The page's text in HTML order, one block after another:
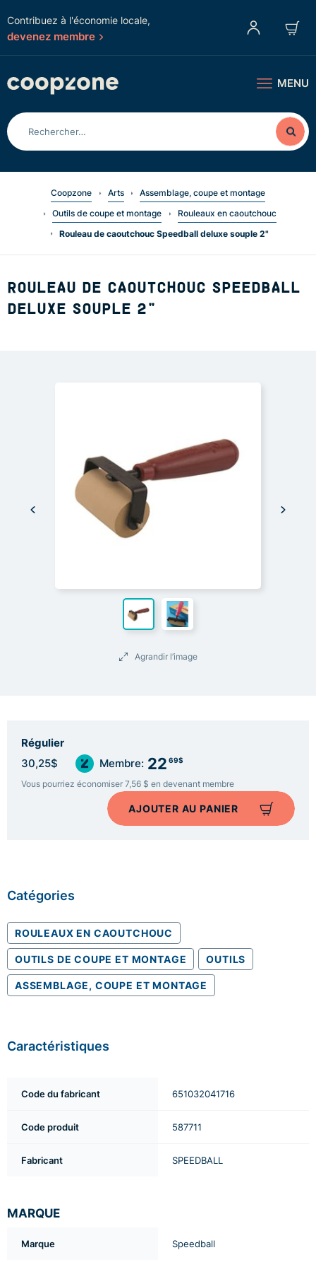
Contribuez à l'économie locale,
devenez membre
MENU
Coopzone Arts
Assemblage, coupe et montage
Outils de coupe et montage
Rouleaux en caoutchouc
Rouleau de caoutchouc Speedball deluxe souple 2"
ROULEAU DE CAOUTCHOUC SPEEDBALL
DELUXE SOUPLE 2"
Agrandir l’image
Régulier
30,25$ Membre: 22 69$
Vous pourriez économiser 7,56 $ en devenant membre
AJOUTER AU PANIER
Catégories
ROULEAUX EN CAOUTCHOUC
OUTILS DE COUPE ET MONTAGE
OUTILS
ASSEMBLAGE, COUPE ET MONTAGE
Caractéristiques
Code du fabricant 651032041716
Code produit 587711
Fabricant SPEEDBALL
MARQUE
Marque Speedball